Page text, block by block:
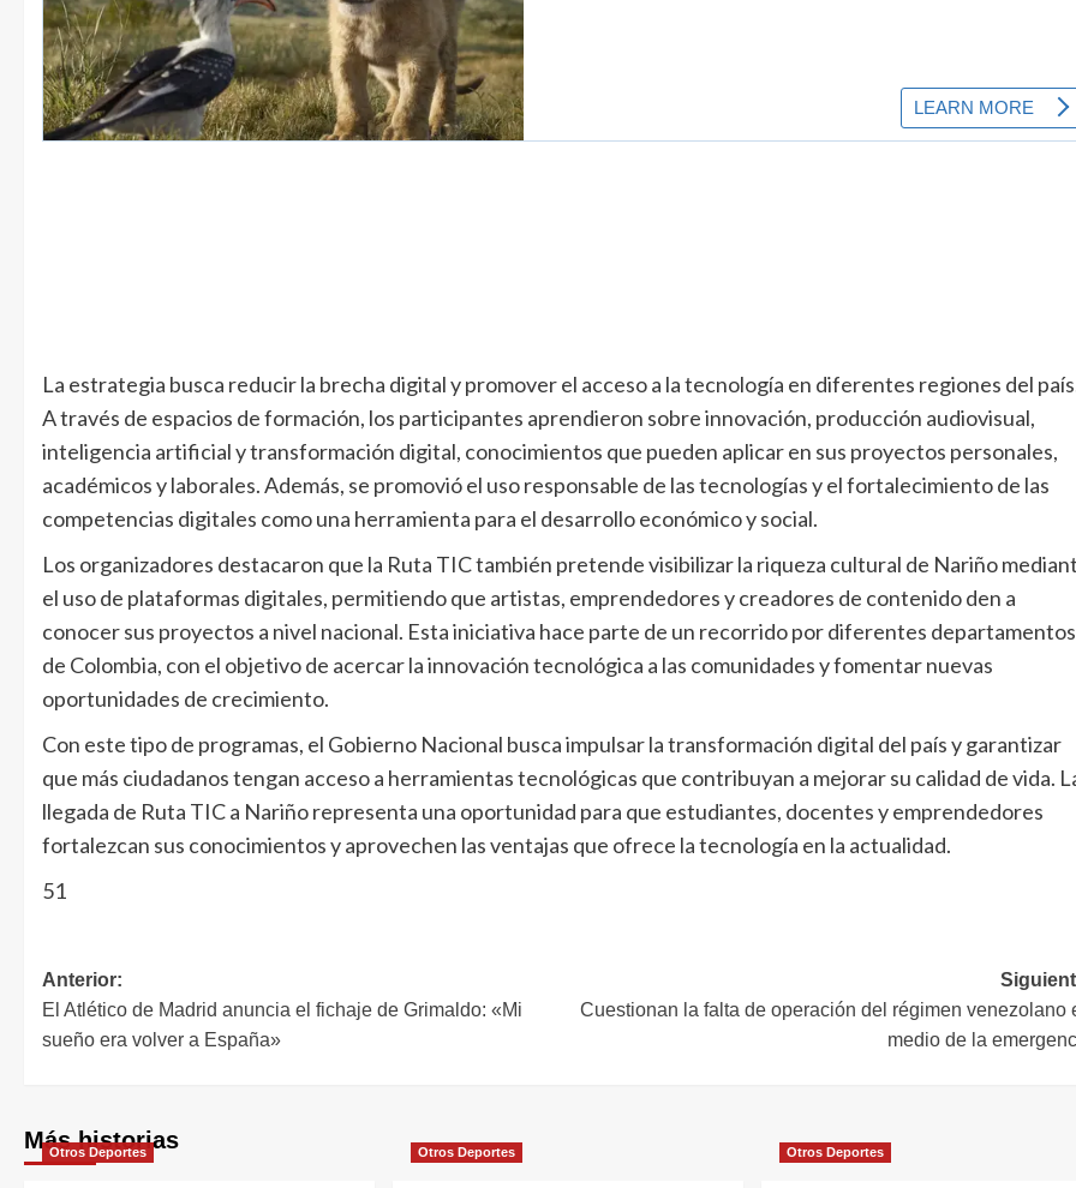
La estrategia busca reducir la brecha digital y promover el acceso a la tecnología en diferentes regiones del
A través de espacios de formación, los participantes aprendieron sobre innovación, producción audiovisual,
inteligencia artificial y transformación digital, conocimientos que pueden aplicar en sus proyectos personales,
académicos y laborales. Además, se promovió el uso responsable de las tecnologías y el fortalecimiento de las
competencias digitales como una herramienta para el desarrollo económico y social.
Los organizadores destacaron que la Ruta TIC también pretende visibilizar la riqueza cultural de Nariño
el uso de plataformas digitales, permitiendo que artistas, emprendedores y creadores de contenido den a
conocer sus proyectos a nivel nacional. Esta iniciativa hace parte de un recorrido por diferentes departamentos
de Colombia, con el objetivo de acercar la innovación tecnológica a las comunidades y fomentar nuevas
oportunidades de crecimiento.
Con este tipo de programas, el Gobierno Nacional busca impulsar la transformación digital del país y garantizar
que más ciudadanos tengan acceso a herramientas tecnológicas que contribuyan a mejorar su calidad de vida.
llegada de Ruta TIC a Nariño representa una oportunidad para que estudiantes, docentes y emprendedores
fortalezcan sus conocimientos y aprovechen las ventajas que ofrece la tecnología en la actualidad.
51
Anterior:
El Atlético de Madrid anuncia el fichaje de Grimaldo: «Mi
sueño era volver a España»
Cuestionan la falta de operación del régimen venezolano
medio de la
Más historias
Otros Deportes Otros Deportes Otros Deportes